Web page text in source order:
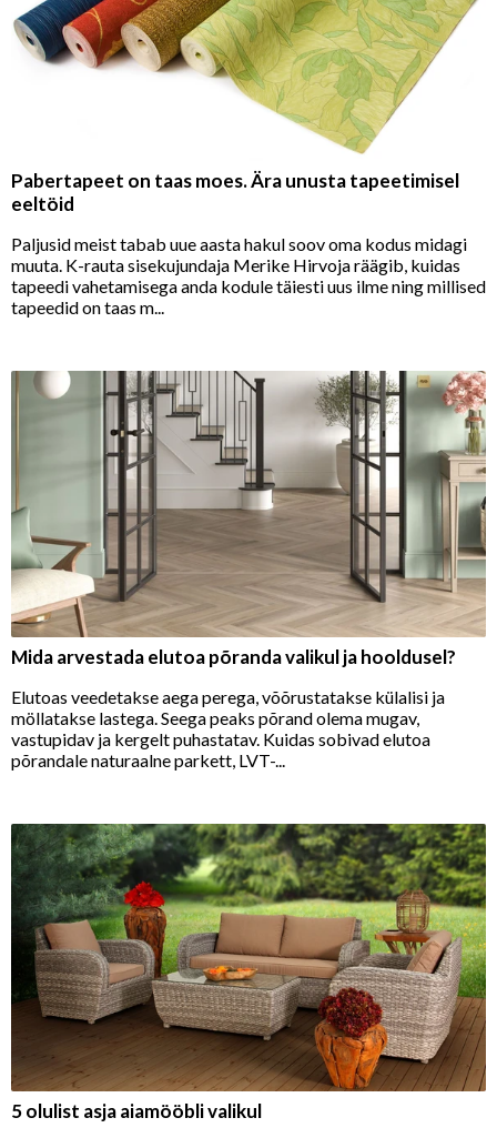
Pabertapeet on taas moes. Ära unusta tapeetimisel
eeltöid
Paljusid meist tabab uue aasta hakul soov oma kodus midagi
muuta. K-rauta sisekujundaja Merike Hirvoja räägib, kuidas
tapeedi vahetamisega anda kodule täiesti uus ilme ning millised
tapeedid on taas m...
Mida arvestada elutoa põranda valikul ja hooldusel?
Elutoas veedetakse aega perega, võõrustatakse külalisi ja
möllatakse lastega. Seega peaks põrand olema mugav,
vastupidav ja kergelt puhastatav. Kuidas sobivad elutoa
põrandale naturaalne parkett, LVT-...
5 olulist asja aiamööbli valikul